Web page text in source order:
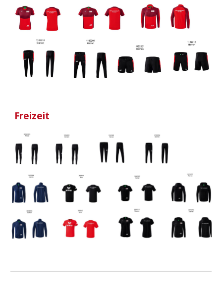
Freizeit